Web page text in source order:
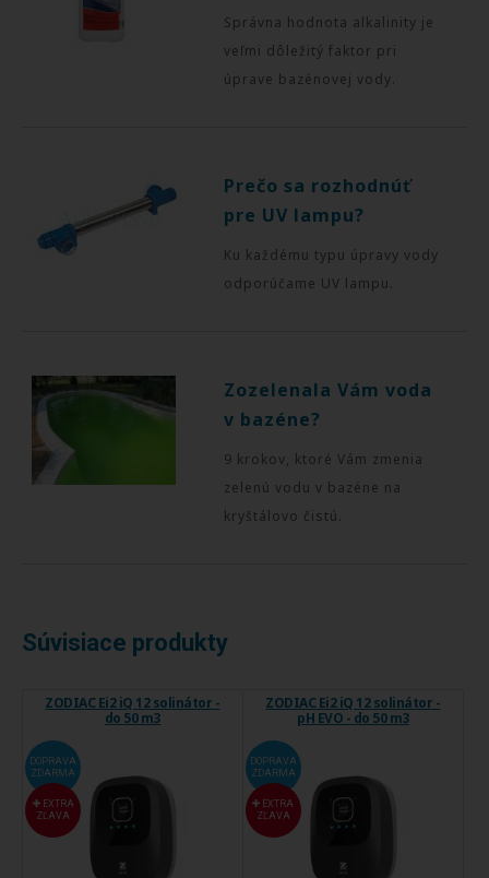
Správna hodnota alkalinity je
veľmi dôležitý faktor pri
úprave bazénovej vody.
Prečo sa rozhodnúť
pre UV lampu?
Ku každému typu úpravy vody
odporúčame UV lampu.
Zozelenala Vám voda
v bazéne?
9 krokov, ktoré Vám zmenia
zelenú vodu v bazéne na
kryštálovo čistú.
Súvisiace produkty
ZODIAC Ei2 iQ 12 solinátor -
do 50 m3
DOPRAVA
ZDARMA
EXTRA
ZĽAVA
ZODIAC Ei2 iQ 12 solinátor -
pH EVO - do 50 m3
DOPRAVA
ZDARMA
EXTRA
ZĽAVA